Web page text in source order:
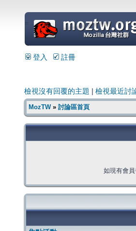
=
登入 註冊
檢視沒有回覆的主題 檢視最近討
MozTW» 討論區首頁
如現有會